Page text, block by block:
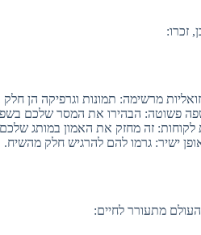
זכרו:
מרשימה: תמונות וגרפיקה הן חלק
פשוטה: הבהירו את המסר שלכם
לקוחות: זה מחזק את האמון במותג
ישיר: גרמו להם להרגיש חלק מהשיח.
מתעורר לחיים: